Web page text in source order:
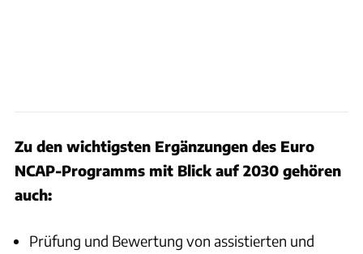
Zu den wichtigsten Ergänzungen des Euro
NCAP-Programms mit Blick auf 2030 gehören
auch:
Prüfung und Bewertung von assistierten und